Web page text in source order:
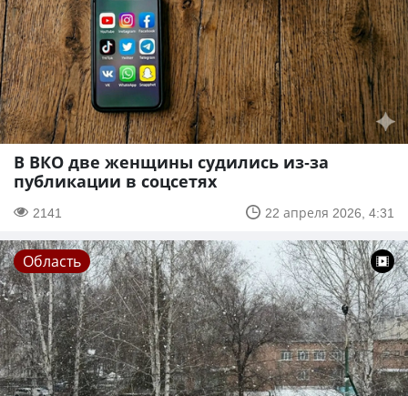
В ВКО две женщины судились из-за
публикации в соцсетях
2141 22 апреля 2026, 4:31
Область